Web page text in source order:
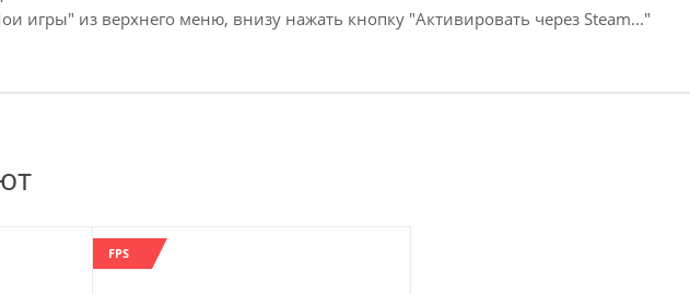
игры" из верхнего меню, внизу нажать кнопку "Активировать через Steam..."
FPS